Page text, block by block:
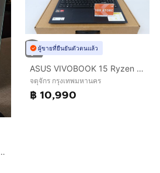
เปคแรง รับของเองครับ
ผู้ขายที่ยืนยันตัวตนแล้ว
ASUS VIVOBOOK 15 Ryzen 7 5825U RAM16.512GB
จตุจักร กรุงเทพมหานคร
฿ 10,990